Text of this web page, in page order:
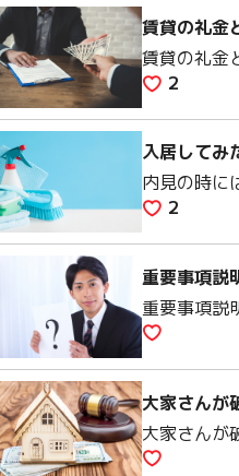
賃貸の礼金
賃貸の礼金
2
入居してみ
内見の時に
2
重要事項説
重要事項説
大家さんが
大家さんが